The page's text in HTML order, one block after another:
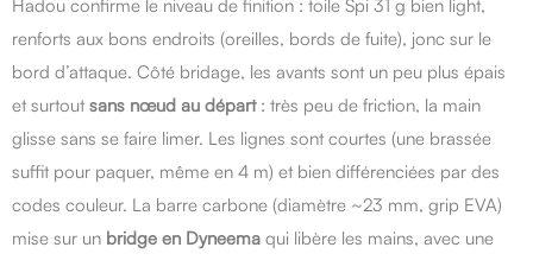
Hadou confirme le niveau de finition : toile Spi 31 g bien light,
renforts aux bons endroits (oreilles, bords de fuite), jonc sur le
bord d’attaque. Côté bridage, les avants sont un peu plus épais
et surtout sans nœud au départ: très peu de friction, la main
glisse sans se faire limer. Les lignes sont courtes (une brassée
suffit pour paquer, même en 4 m) et bien différenciées par des
codes couleur. La barre carbone (diamètre ~23 mm, grip EVA)
mise sur un bridge en Dyneema qui libère les mains, avec une